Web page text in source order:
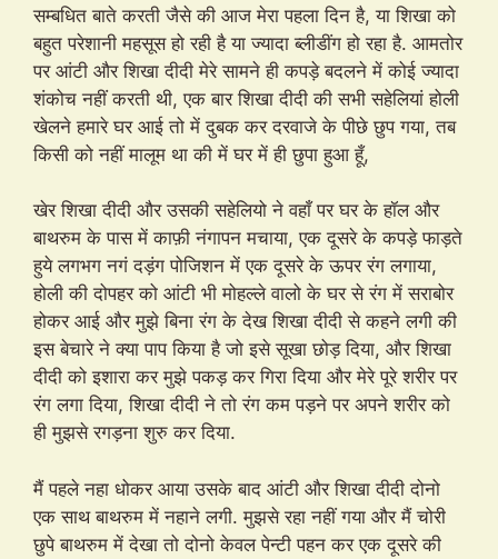
सम्बधित बाते करती जैसे की आज मेरा पहला दिन है, या शिखा को
बहुत परेशानी महसूस हो रही है या ज्यादा ब्लीडींग हो रहा है. आमतोर
पर आंटी और शिखा दीदी मेरे सामने ही कपड़े बदलने में कोई ज्यादा
शंकोच नहीं करती थी, एक बार शिखा दीदी की सभी सहेलियां होली
खेलने हमारे घर आई तो में दुबक कर दरवाजे के पीछे छुप गया, तब
किसी को नहीं मालूम था की में घर में ही छुपा हुआ हूँ,
खेर शिखा दीदी और उसकी सहेलियो ने वहाँ पर घर के हॉल और
बाथरुम के पास में काफ़ी नंगापन मचाया, एक दूसरे के कपड़े फाड़ते
हुये लगभग नगं दड़ंग पोजिशन में एक दूसरे के ऊपर रंग लगाया,
होली की दोपहर को आंटी भी मोहल्ले वालो के घर से रंग में सराबोर
होकर आई और मुझे बिना रंग के देख शिखा दीदी से कहने लगी की
इस बेचारे ने क्या पाप किया है जो इसे सूखा छोड़ दिया, और शिखा
दीदी को इशारा कर मुझे पकड़ कर गिरा दिया और मेरे पूरे शरीर पर
रंग लगा दिया, शिखा दीदी ने तो रंग कम पड़ने पर अपने शरीर को
ही मुझसे रगड़ना शुरु कर दिया.
मैं पहले नहा धोकर आया उसके बाद आंटी और शिखा दीदी दोनो
एक साथ बाथरुम में नहाने लगी. मुझसे रहा नहीं गया और मैं चोरी
छुपे बाथरुम में देखा तो दोनो केवल पेन्टी पहन कर एक दूसरे की